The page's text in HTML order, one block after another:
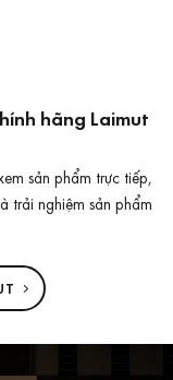
hãng Laimut
sản phẩm trực tiếp,
trải nghiệm sản phẩm